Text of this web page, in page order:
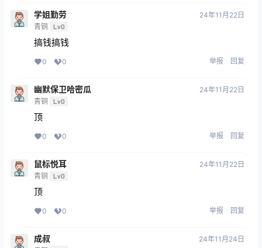
学姐勤劳
青铜 Lv0
24年11月22日
搞钱搞钱
0 0 举报 回复
幽默保卫哈密瓜
青铜 Lv0
24年11月22日
顶
0 0 举报 回复
鼠标悦耳
青铜 Lv0
24年11月22日
顶
0 0 举报 回复
成叔 24年11月24日